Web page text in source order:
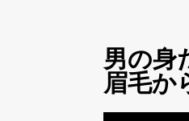
男の身
眉毛か